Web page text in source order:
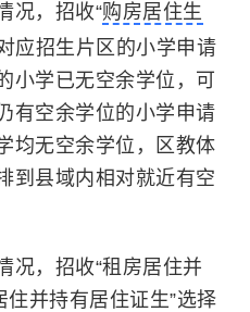
况，招收“购房居住生
应招生片区的小学申请
小学已无空余学位，可
有空余学位的小学申请
均无空余学位，区教体
到县域内相对就近有空
况，招收“租房居住并
住并持有居住证生”选择